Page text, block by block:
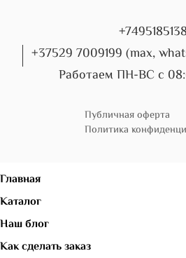
+37529 7009199 (max,
Работаем ПН-ВС с
Публичная оферта
Политика
Главная
Каталог
Наш блог
Как сделать заказ